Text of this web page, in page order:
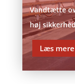
Vandtætte
høj
Læs mere